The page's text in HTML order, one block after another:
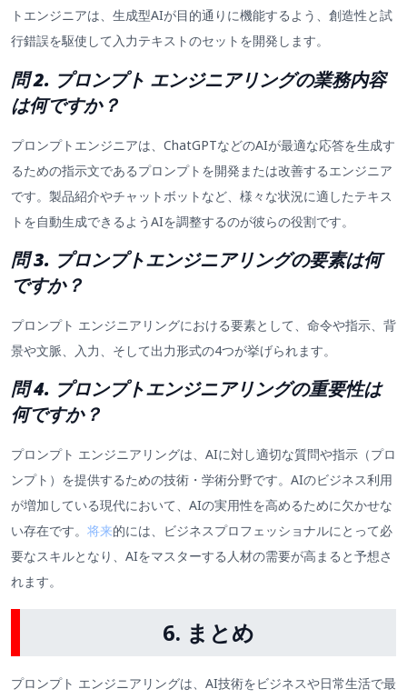
トエンジニアは、生成型AIが目的通りに機能するよう、創造性と試
行錯誤を駆使して入力テキストのセットを開発します。
問 2. プロンプト エンジニアリングの業務内容
は何ですか？
プロンプトエンジニアは、ChatGPTなどのAIが最適な応答を生成す
るための指示文であるプロンプトを開発または改善するエンジニア
です。製品紹介やチャットボットなど、様々な状況に適したテキス
トを自動生成できるようAIを調整するのが彼らの役割です。
問 3. プロンプトエンジニアリングの要素は何
ですか？
プロンプト エンジニアリングにおける要素として、命令や指示、背
景や文脈、入力、そして出力形式の4つが挙げられます。
問 4. プロンプトエンジニアリングの重要性は
何ですか？
プロンプト エンジニアリングは、AIに対し適切な質問や指示（プロ
ンプト）を提供するための技術・学術分野です。AIのビジネス利用
が増加している現代において、AIの実用性を高めるために欠かせな
い存在です。 将来的には、ビジネスプロフェッショナルにとって必
要なスキルとなり、AIをマスターする人材の需要が高まると予想さ
れます。
6. まとめ
プロンプト エンジニアリングは、AI技術をビジネスや日常生活で最